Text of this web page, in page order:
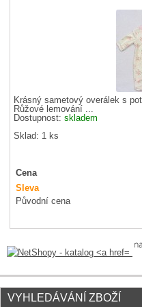
Krásný sametový overálek s
Růžové lemování ...
Dostupnost:skladem
Sklad: 1 ks
Cena
Sleva
Původní cena
VYHLEDÁVÁNÍ ZBOŽÍ